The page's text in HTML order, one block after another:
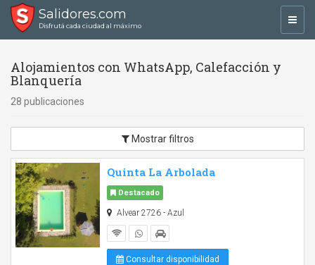
Salidores.com
Disfrutá cada ciudad al máximo
Alojamientos con WhatsApp, Calefacción y
Blanquería
28 publicaciones
Mostrar filtros
Quinta La Arbolada
Destacado
Alvear 2726 - Azul
Consultar disponibilidad